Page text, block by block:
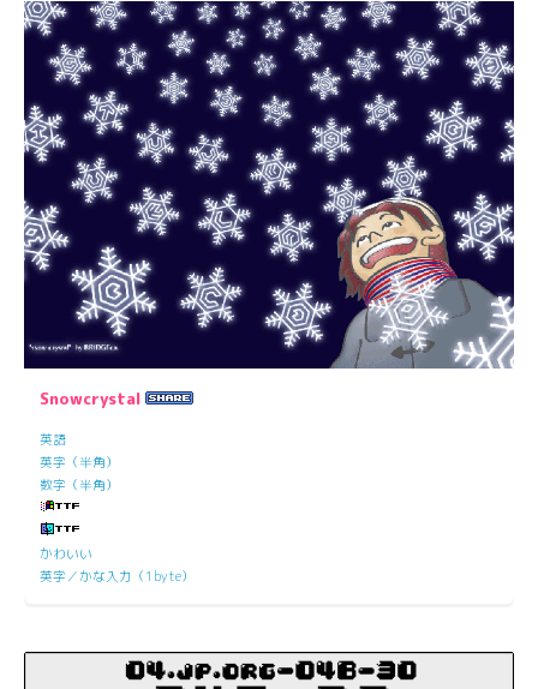
Snowcrystal
英語
英字（半角）
数字（半角）
かわいい
英字／かな入力（1byte）